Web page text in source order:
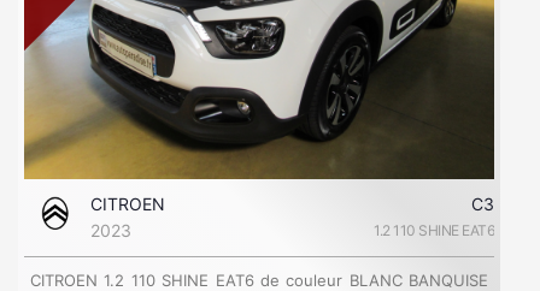
CITROEN
C3
2023
1.2 110 SHINE EAT6
CITROEN 1.2 110 SHINE EAT6 de couleur BLANC BANQUISE